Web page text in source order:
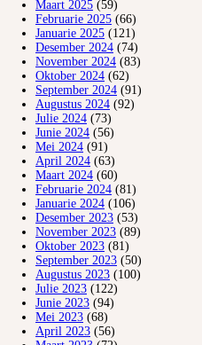
Maart 2025 (59)
Februarie 2025 (66)
Januarie 2025 (121)
Desember 2024 (74)
November 2024 (83)
Oktober 2024 (62)
September 2024 (91)
Augustus 2024 (92)
Julie 2024 (73)
Junie 2024 (56)
Mei 2024 (91)
April 2024 (63)
Maart 2024 (60)
Februarie 2024 (81)
Januarie 2024 (106)
Desember 2023 (53)
November 2023 (89)
Oktober 2023 (81)
September 2023 (50)
Augustus 2023 (100)
Julie 2023 (122)
Junie 2023 (94)
Mei 2023 (68)
April 2023 (56)